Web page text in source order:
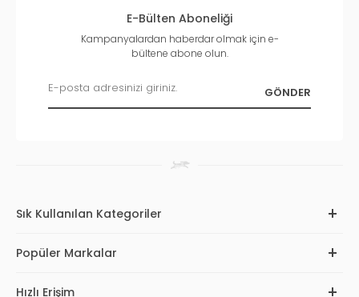
E-Bülten Aboneliği
Kampanyalardan haberdar olmak için e-
bültene abone olun.
Sık Kullanılan Kategoriler
Popüler Markalar
Hızlı Erişim